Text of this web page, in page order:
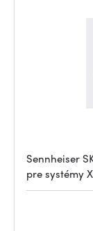
Sennheiser
pre systémy